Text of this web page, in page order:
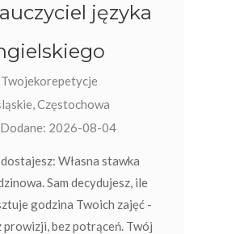
języka
Twojekorepetycje
Częstochowa
Dodane: 2026-08-04
Własna stawka
Sam decydujesz, ile
godzina Twoich zajęć -
prowizji, bez potrąceń. Twój